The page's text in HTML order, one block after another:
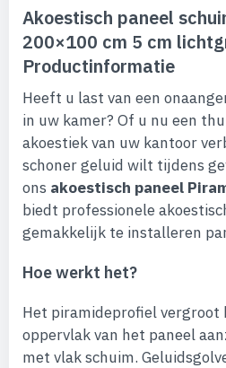
Akoestisch paneel
200×100 cm 5 cm
Productinformatie
Heeft u last van een
in uw kamer? Of u nu een
akoestiek van uw kantoor
schoner geluid wilt tijdens
ons akoestisch paneel
biedt professionele
gemakkelijk te installeren
Hoe werkt het?
Het piramideprofiel vergroot
oppervlak van het paneel
met vlak schuim.